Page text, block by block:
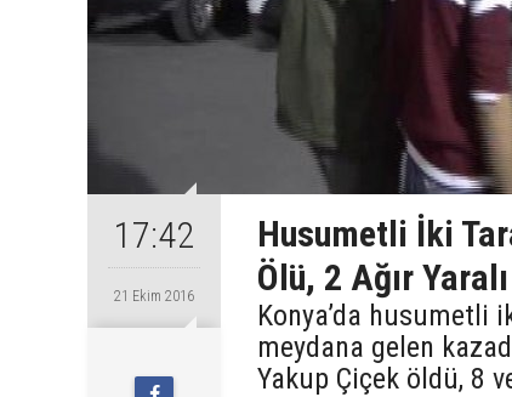
17:42
21 Ekim 2016
Husumetli İki
Ölü, 2 Ağır Yaralı
Konya’da husumetli
meydana gelen
Yakup Çiçek öldü, 8